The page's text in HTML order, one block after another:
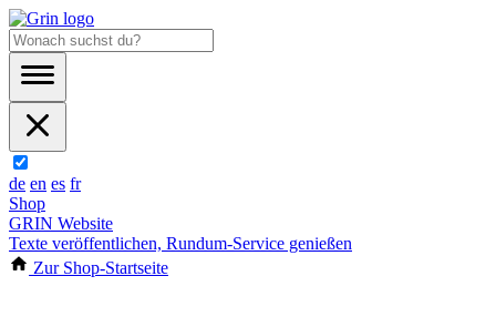
de en es fr
Shop
GRIN Website
Texte veröffentlichen, Rundum-Service genießen
Zur Shop-Startseite